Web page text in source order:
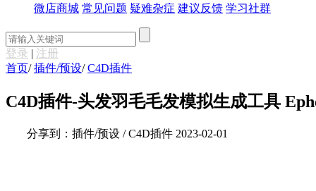
微店商城 常见问题 疑难杂症 建议反馈 学习社群
登录 | 注册
首页/ 插件/预设/ C4D插件
C4D插件-头发羽毛毛发模拟生成工具
插件/预设 / C4D插件 2023-02-01
分享到：